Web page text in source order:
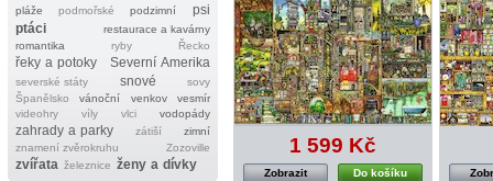
pláže
podmořské podzimní
psi
ptáci
restaurace a kavárny
romantika
ryby Řecko
řeky a potoky Severní Amerika
severské státy snové
sovy
Španělsko
vánoční venkov
vesmír
videohry
víly vlci vodopády
zahrady a parky zátiší
zimní
znamení zvěrokruhu
Zozoville
zvířata železnice ženy a dívky
1 599 Kč
Do košíku
Zobrazit